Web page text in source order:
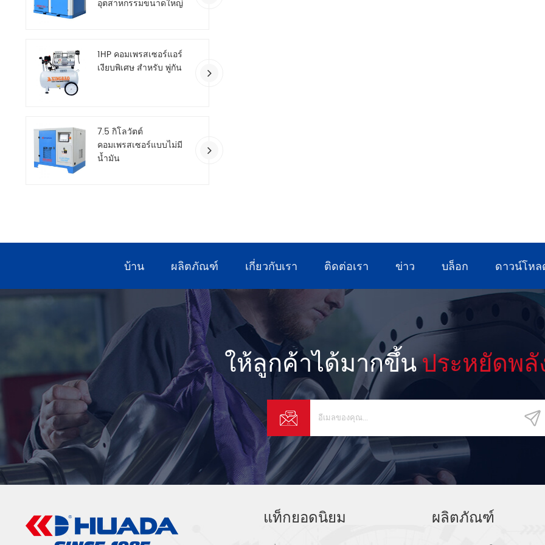
อุตสาหกรรมขนาดใหญ่
1HP คอมเพรสเซอร์แอร์
เงียบพิเศษ สำหรับ พู่กัน
7.5 กิโลวัตต์
คอมเพรสเซอร์แบบไม่มี
น้ำมัน
บ้าน ผลิตภัณฑ์ เกี่ยวกับเรา ติดต่อเรา ข่าว บล็อก ดาวน์โหล
ให้ลูกค้าได้มากขึ้นประหยัดพลั
แท็กยอดนิยม ผลิตภัณฑ์